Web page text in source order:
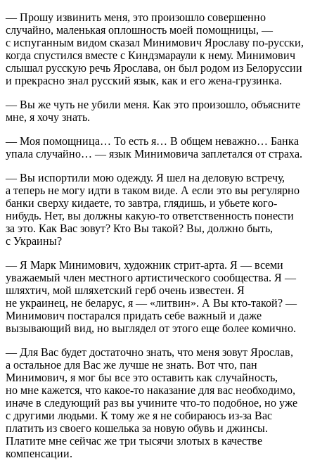
— Прошу извинить меня, это произошло совершенно
случайно, маленькая оплошность моей помощницы, —
с испуганным видом сказал Минимович Ярославу по-русски,
когда спустился вместе с Киндзмараули к нему. Минимович
слышал русскую речь Ярослава, он был родом из Белоруссии
и прекрасно знал русский язык, как и его жена-грузинка.
— Вы же чуть не убили меня. Как это произошло, объясните
мне, я хочу знать.
— Моя помощница… То есть я… В общем неважно… Банка
упала случайно… — язык Минимовича заплетался от страха.
— Вы испортили мою одежду. Я шел на деловую встречу,
а теперь не могу идти в таком виде. А если это вы регулярно
банки сверху кидаете, то завтра, глядишь, и убьете кого-
нибудь. Нет, вы должны какую-то ответственность понести
за это. Как Вас зовут? Кто Вы такой? Вы, должно быть,
с Украины?
— Я Марк Минимович, художник стрит-арта. Я — всеми
уважаемый член местного артистического сообщества. Я —
шляхтич, мой шляхетский герб очень известен. Я
не украинец, не беларус, я — «литвин». А Вы кто-такой? —
Минимович постарался придать себе важный и даже
вызывающий вид, но выглядел от этого еще более комично.
— Для Вас будет достаточно знать, что меня зовут Ярослав,
а остальное для Вас же лучше не знать. Вот что, пан
Минимович, я мог бы все это оставить как случайность,
но мне кажется, что какое-то наказание для вас необходимо,
иначе в следующий раз вы учините что-то подобное, но уже
с другими людьми. К тому же я не собираюсь из-за Вас
платить из своего кошелька за новую обувь и джинсы.
Платите мне сейчас же три тысячи злотых в качестве
компенсации.